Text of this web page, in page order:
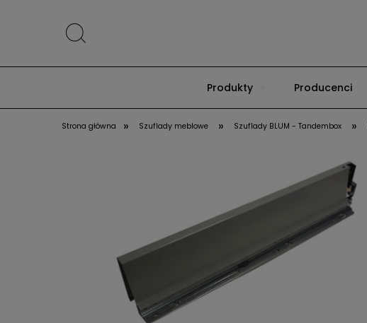
Produkty Producenci
Strona główna » Szuflady meblowe » Szuflady BLUM - Tandembox »